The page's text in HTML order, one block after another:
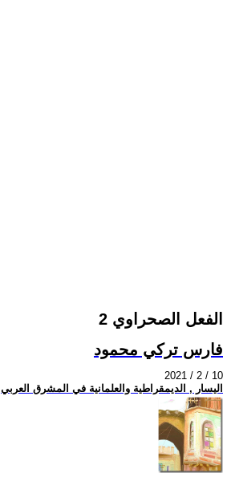
الفعل الصحراوي 2
فارس تركي محمود
2021 / 2 / 10
اليسار , الديمقراطية والعلمانية في المشرق العربي